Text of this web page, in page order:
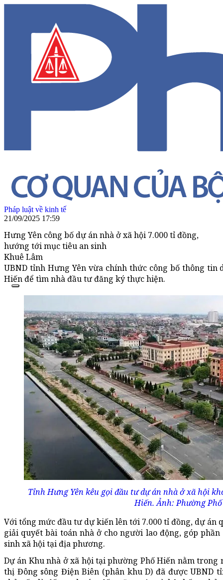
Pháp luật về kinh tế
21/09/2025 17:59
Hưng Yên công bố dự án nhà ở xã hội 7.000 tỉ đồng,
hướng tới mục tiêu an sinh
Khuê Lâm
UBND tỉnh Hưng Yên vừa chính thức công bố thông tin
Hiến để tìm nhà đầu tư đăng ký thực hiện.
Tỉnh Hưng Yên kêu gọi đầu tư dự án nhà ở xã hội
Hiến. Ảnh: Phường
Với tổng mức đầu tư dự kiến lên tới 7.000 tỉ đồng, dự án
giải quyết bài toán nhà ở cho người lao động, góp
sinh xã hội tại địa phương.
Dự án Khu nhà ở xã hội tại phường Phố Hiến nằm
thị Đông sông Điện Biên (phân khu D) đã được UBND